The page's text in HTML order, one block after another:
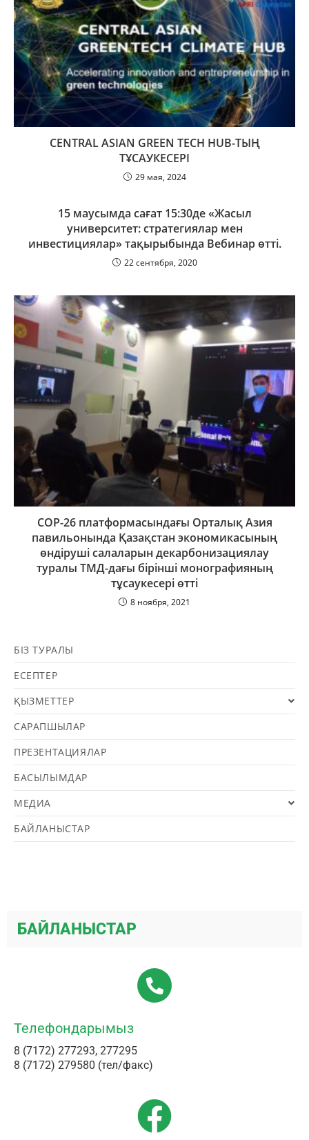
CENTRAL ASIAN GREEN TECH HUB-ТЫҢ
ТҰСАУКЕСЕРІ
29 мая, 2024
15 маусымда сағат 15:30де «Жасыл
университет: стратегиялар мен
инвестициялар» тақырыбында Вебинар өтті.
22 сентября, 2020
СОР-26 платформасындағы Орталық Азия
павильонында Қазақстан экономикасының
өндіруші салаларын декарбонизациялау
туралы ТМД-дағы бірінші монографияның
тұсаукесері өтті
8 ноября, 2021
БІЗ ТУРАЛЫ
ЕСЕПТЕР
ҚЫЗМЕТТЕР
САРАПШЫЛАР
ПРЕЗЕНТАЦИЯЛАР
БАСЫЛЫМДАР
МЕДИА
БАЙЛАНЫСТАР
БАЙЛАНЫСТАР
Телефондарымыз
8 (7172) 277293, 277295
8 (7172) 279580 (тел/факс)